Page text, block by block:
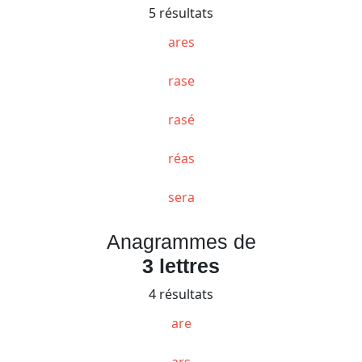
5 résultats
ares
rase
rasé
réas
sera
Anagrammes de
3 lettres
4 résultats
are